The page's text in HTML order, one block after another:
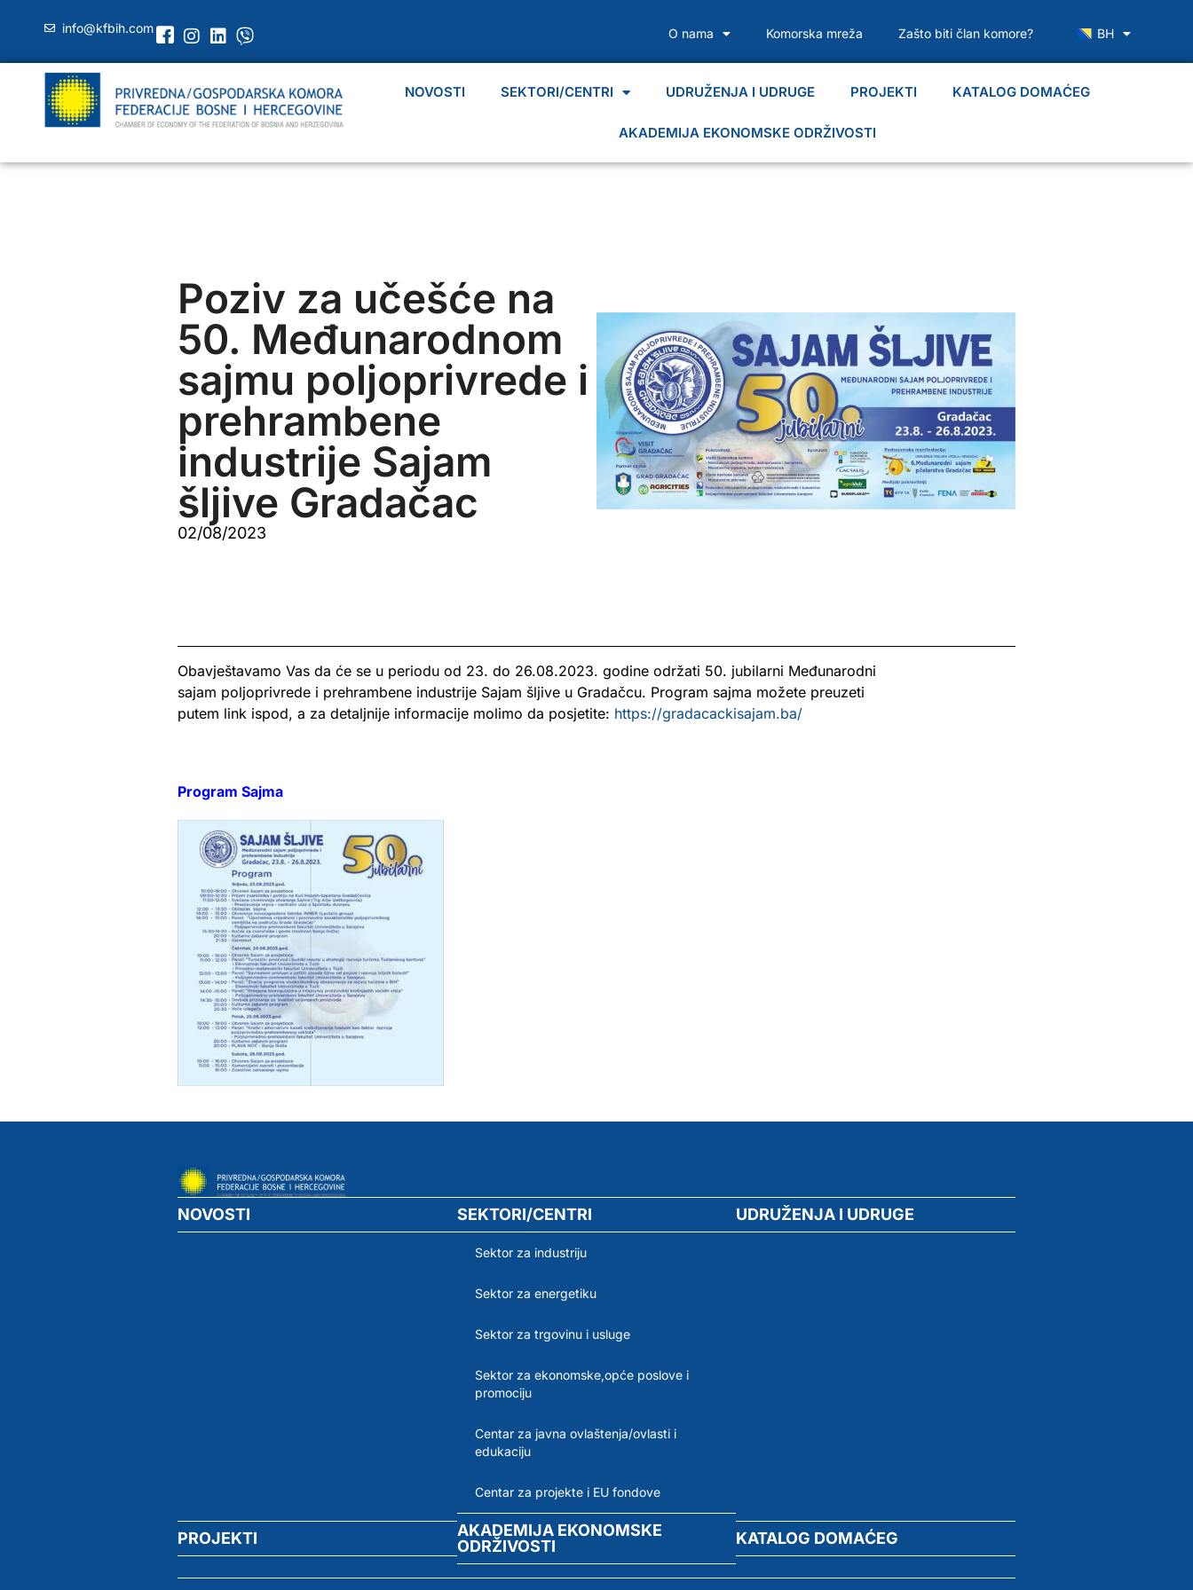
info@kfbih.com O nama Komorska mreža Zašto biti član komore? BH
NOVOSTI SEKTORI/CENTRI UDRUŽENJA I UDRUGE PROJEKTI KATALOG DOMAĆEG
AKADEMIJA EKONOMSKE ODRŽIVOSTI
Poziv za učešće na
50. Međunarodnom
sajmu poljoprivrede i
prehrambene
industrije Sajam
šljive Gradačac
02/08/2023
Obavještavamo Vas da će se u periodu od 23. do 26.08.2023. godine održati 50. jubilarni Međunarodni
sajam poljoprivrede i prehrambene industrije Sajam šljive u Gradačcu. Program sajma možete preuzeti
putem link ispod, a za detaljnije informacije molimo da posjetite: https://gradacackisajam.ba/
Program Sajma
NOVOSTI SEKTORI/CENTRI
Sektor za industriju
Sektor za energetiku
Sektor za trgovinu i usluge
Sektor za ekonomske,opće poslove i
promociju
Centar za javna ovlaštenja/ovlasti i
edukaciju
Centar za projekte i EU fondove
UDRUŽENJA I UDRUGE
PROJEKTI
AKADEMIJA EKONOMSKE
ODRŽIVOSTI
KATALOG DOMAĆEG